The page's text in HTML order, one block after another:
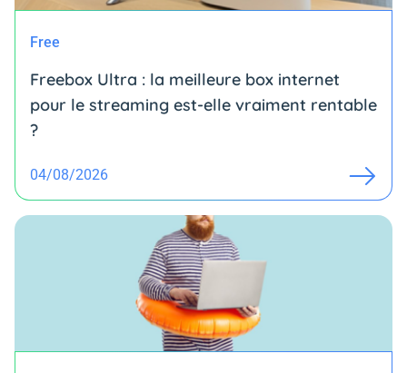
Free
Freebox Ultra : la meilleure box internet
pour le streaming est-elle vraiment rentable
?
04/08/2026